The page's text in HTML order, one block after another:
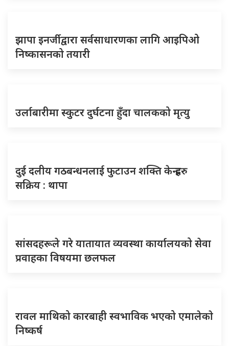
झापा इनर्जीद्वारा सर्वसाधारणका लागि आइपिओ
निष्कासनको तयारी
उर्लाबारीमा स्कुटर दुर्घटना हुँदा चालकको मृत्यु
दुई दलीय गठबन्धनलाई फुटाउन शक्ति केन्द्रहरु
सक्रिय : थापा
सांसदहरूले गरे यातायात व्यवस्था कार्यालयको सेवा
प्रवाहका विषयमा छलफल
रावल माथिको कारबाही स्वभाविक भएको एमालेकाे
निष्कर्ष